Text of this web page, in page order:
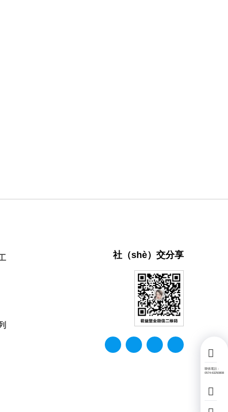
社（shè）交分享
聯係電話：
0574-63250808